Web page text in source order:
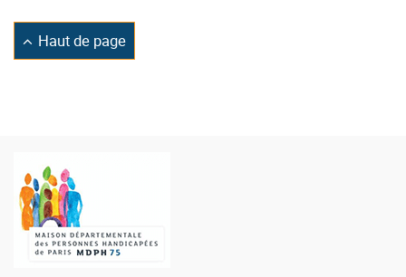
Retourner
en
Haut de page
Logo
de
la
MDPH